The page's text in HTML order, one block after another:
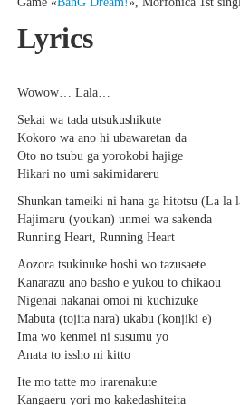
Lyrics
Wowow… Lala…
Sekai wa tada utsukushikute
Kokoro wa ano hi ubawaretan da
Oto no tsubu ga yorokobi hajige
Hikari no umi sakimidareru
Shunkan tameiki ni hana ga hitotsu (La la
Hajimaru (youkan) unmei wa sakenda
Running Heart, Running Heart
Aozora tsukinuke hoshi wo tazusaete
Kanarazu ano basho e yukou to chikaou
Nigenai nakanai omoi ni kuchizuke
Mabuta (tojita nara) ukabu (konjiki e)
Ima wo kenmei ni susumu yo
Anata to issho ni kitto
Ite mo tatte mo irarenakute
Kangaeru yori mo kakedashiteita